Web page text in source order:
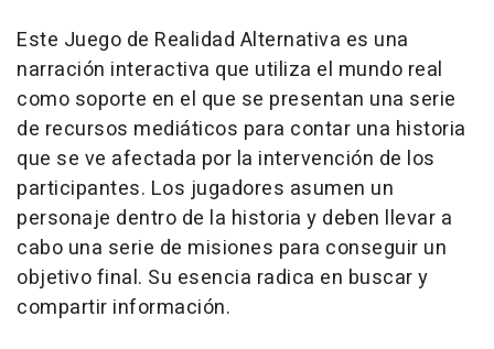
Este Juego de Realidad Alternativa es una
narración interactiva que utiliza el mundo real
como soporte en el que se presentan una serie
de recursos mediáticos para contar una historia
que se ve afectada por la intervención de los
participantes. Los jugadores asumen un
personaje dentro de la historia y deben llevar a
cabo una serie de misiones para conseguir un
objetivo final. Su esencia radica en buscar y
compartir información.